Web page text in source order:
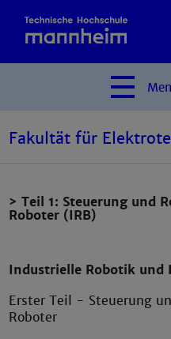
Fakultät für
> Teil 1: Steuerung und
Roboter (IRB)
Industrielle Robotik und
Erster Teil - Steuerung
Roboter